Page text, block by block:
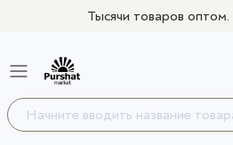
Тысячи товаров оптом.